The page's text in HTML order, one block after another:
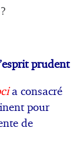
prudent
a consacré
pour
de